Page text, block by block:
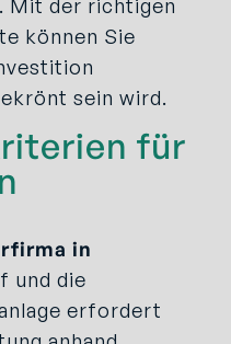
Mit der richtigen
können Sie
sein wird.
für
in
und die
erfordert